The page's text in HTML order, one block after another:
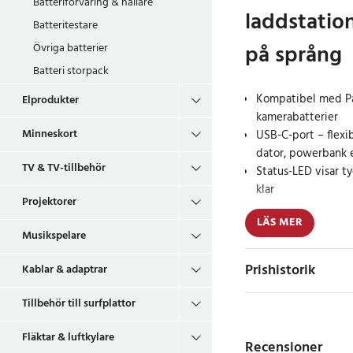
Batteritestare
Övriga batterier
Batteri storpack
Elprodukter
Minneskort
TV & TV-tillbehör
Projektorer
Musikspelare
Kablar & adaptrar
Tillbehör till surfplattor
Fläktar & luftkylare
på språng
Kompatibel med
kamerabatterier
USB-C-port –
dator, powerbank
Status-LED visar
klar
Denna
att ladda Panasonic
den till ett perfekt
proffsfotografer.
ladda var du än är
LÄS MER
Prishistorik
Recensioner